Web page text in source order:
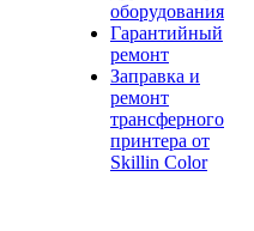
оборудования
Гарантийный
ремонт
Заправка и
ремонт
трансферного
принтера от
Skillin Color